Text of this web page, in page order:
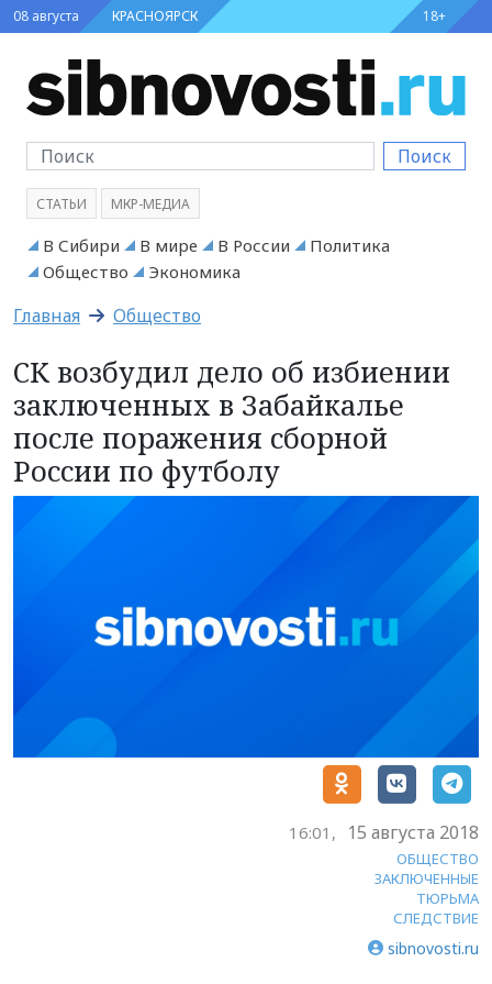
08 августа КРАСНОЯРСК 18+
Поиск
СТАТЬИ МКР-МЕДИА
В Сибири В мире В России
Политика
Общество
Экономика
Главная Общество
СК возбудил дело об избиении
заключенных в Забайкалье
после поражения сборной
России по футболу
16:01, 15 августа 2018
ОБЩЕСТВО
ЗАКЛЮЧЕННЫЕ
ТЮРЬМА
СЛЕДСТВИЕ
sibnovosti.ru